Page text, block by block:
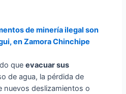
de minería ilegal son
en Zamora Chinchipe
queevacuar sus
de agua, la pérdida de
nuevos deslizamientos o